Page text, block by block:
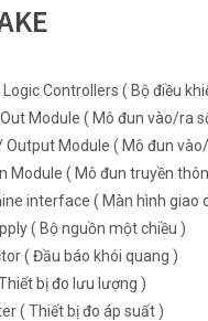
Controllers ( Bộ điều
Module ( Mô đun vào/ra
Output Module ( Mô đun
Module ( Mô đun truyền
interface ( Màn hình giao
( Bộ nguồn một chiều )
( Đầu báo khói quang )
bị đo lưu lượng )
( Thiết bị đo áp suất )